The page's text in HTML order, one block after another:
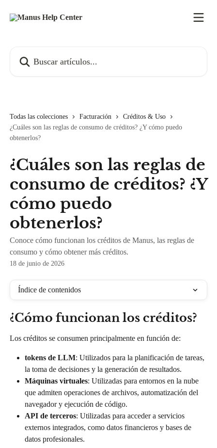
Todas las colecciones Facturación
Créditos & Uso
¿Cuáles son las reglas de consumo de créditos? ¿Y cómo puedo
obtenerlos?
¿Cuáles son las reglas de
consumo de créditos? ¿Y
cómo puedo
obtenerlos?
Conoce cómo funcionan los créditos de Manus, las reglas de
consumo y cómo obtener más créditos.
18 de junio de 2026
Índice de contenidos
¿Cómo funcionan los créditos?
Los créditos se consumen principalmente en función de:
tokens de LLM: Utilizados para la planificación de tareas,
la toma de decisiones y la generación de resultados.
Máquinas virtuales: Utilizadas para entornos en la nube
que admiten operaciones de archivos, automatización del
navegador y ejecución de código.
API de terceros: Utilizadas para acceder a servicios
externos integrados, como datos financieros y bases de
datos profesionales.